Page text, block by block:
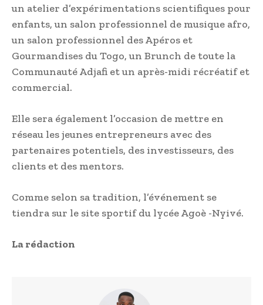
un atelier d’expérimentations scientifiques pour
enfants, un salon professionnel de musique afro,
un salon professionnel des Apéros et
Gourmandises du Togo, un Brunch de toute la
Communauté Adjafi et un après-midi récréatif et
commercial.
Elle sera également l’occasion de mettre en
réseau les jeunes entrepreneurs avec des
partenaires potentiels, des investisseurs, des
clients et des mentors.
Comme selon sa tradition, l’événement se
tiendra sur le site sportif du lycée Agoè -Nyivé.
La rédaction